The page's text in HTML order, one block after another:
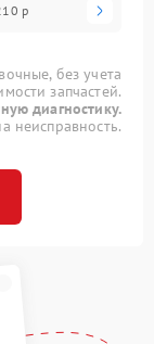
р
без учета
запчастей.
диагностику.
неисправность.